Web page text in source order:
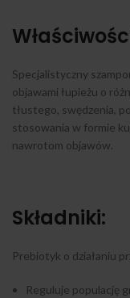
Specjalistyczny
objawami łupieżu o
tłustego, swędzenia,
stosowania w formie
nawrotom objawów.
Składniki:
Prebiotyk o działaniu
Reguluje populację